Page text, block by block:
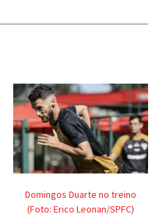
Domingos Duarte no treino
(Foto: Erico Leonan/SPFC)